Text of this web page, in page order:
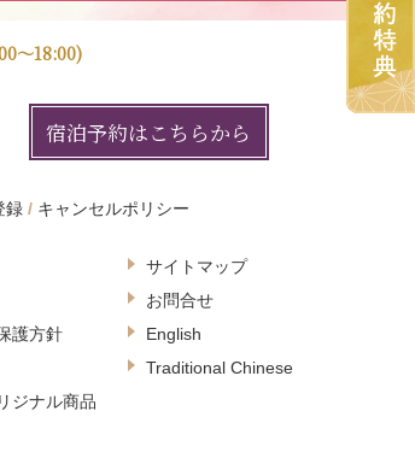
～18:00)
宿泊予約はこちらから
録 キャンセルポリシー
護方針
ジナル商品
サイトマップ
お問合せ
English
Traditional Chinese